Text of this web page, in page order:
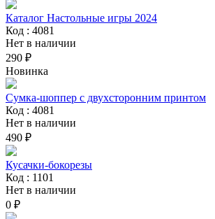
Каталог Настольные игры 2024
Код : 4081
Нет в наличии
290 ₽
Новинка
Сумка-шоппер с двухсторонним принтом
Код : 4081
Нет в наличии
490 ₽
Кусачки-бокорезы
Код : 1101
Нет в наличии
0 ₽